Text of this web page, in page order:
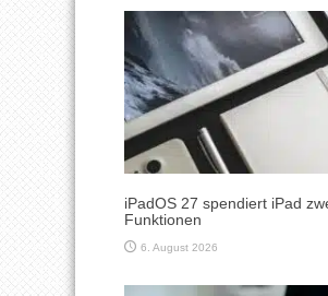
iPadOS 27 spendiert iPad
Funktionen
6. August 2026